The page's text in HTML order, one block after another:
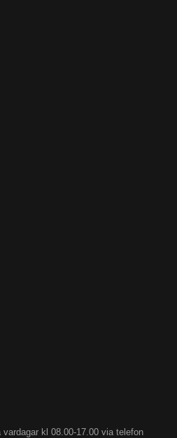
kl 08.00-17.00 via telefon